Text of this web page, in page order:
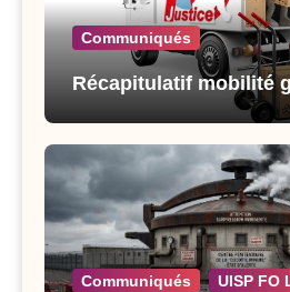
Communiqués
Récapitulatif mobilité
Communiqués UISP FO